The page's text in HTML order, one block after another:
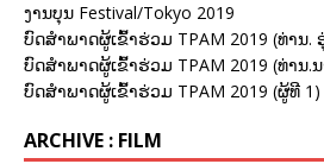
ງານບຸນ Festival/Tokyo 2019
ບົດສຳພາດຜູ້ເຂົ້າຮ່ວມ TPAM 2019 (ທ່ານ.
ບົດສຳພາດຜູ້ເຂົ້າຮ່ວມ TPAM 2019 (ທ່ານ.
ບົດສຳພາດຜູ້ເຂົ້າຮ່ວມ TPAM 2019 (ຜູ້ທີ 1)
ARCHIVE : FILM